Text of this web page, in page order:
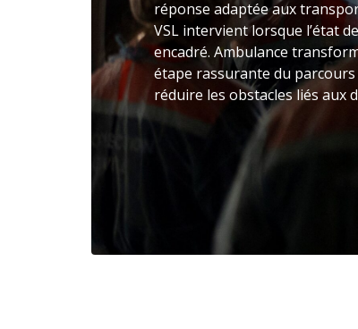
réponse adaptée aux
VSL intervient lorsque l’état
encadré. Ambulance
étape rassurante du
réduire les obstacles liés aux